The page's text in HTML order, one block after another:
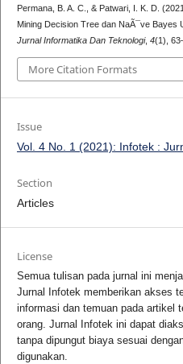
Permana, B. A. C., & Patwari, I. K. D.
Mining Decision Tree dan NaÃ¯ve Bayes
Jurnal Informatika Dan Teknologi, 4(1),
More Citation Formats
Issue
Vol. 4 No. 1 (2021): Infotek :
Section
Articles
License
Semua tulisan pada jurnal ini
Jurnal Infotek memberikan akses
informasi dan temuan pada artikel
orang. Jurnal Infotek ini dapat
tanpa dipungut biaya sesuai
digunakan.